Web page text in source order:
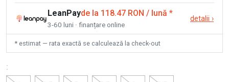
LeanPayde la 118.47 RON / lună *
3-60 luni · finanțare online
detalii ›
* estimat — rata exactă se calculează la check-out
: